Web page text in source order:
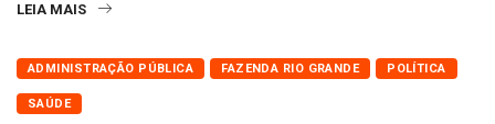
LEIA MAIS
ADMINISTRAÇÃO PÚBLICA FAZENDA RIO GRANDE POLÍTICA
SAÚDE